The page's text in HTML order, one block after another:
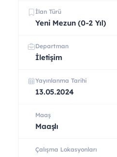
İlan Türü
Yeni Mezun (0-2 Yıl)
Departman
İletişim
Yayınlanma Tarihi
13.05.2024
Maaş
Maaşlı
Çalışma Lokasyonları